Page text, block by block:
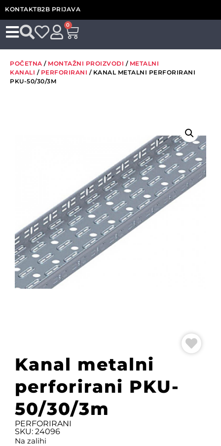
KONTAKTB2B PRIJAVA
0
POČETNA / MONTAŽNI PROIZVODI / METALNI
KANALI / PERFORIRANI / KANAL METALNI PERFORIRANI
PKU-50/30/3M
Kanal metalni
perforirani PKU-
50/30/3m
PERFORIRANI
SKU: 24096
Na zalihi